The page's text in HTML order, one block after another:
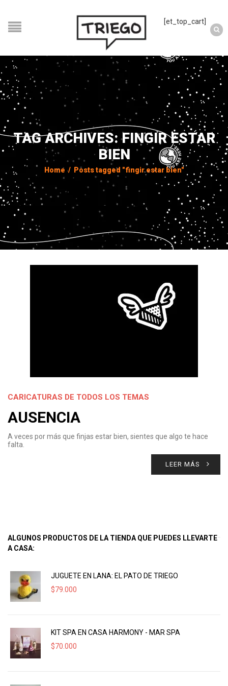
[et_top_cart]
TAG ARCHIVES: FINGIR ESTAR
BIEN
Home / Posts tagged "fingir estar bien"
CARICATURAS DE TODOS LOS TEMAS
AUSENCIA
A veces por más que finjas estar bien, sientes que algo te hace
falta.
LEER MÁS
ALGUNOS PRODUCTOS DE LA TIENDA QUE PUEDES LLEVARTE
A CASA:
JUGUETE EN LANA: EL PATO DE TRIEGO
$79.000
KIT SPA EN CASA HARMONY - MAR SPA
$70.000